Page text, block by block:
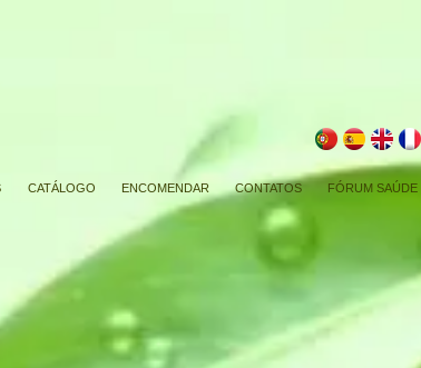
CATÁLOGO ENCOMENDAR CONTATOS FÓRUM SAÚDE